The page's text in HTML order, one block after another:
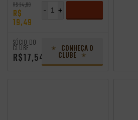
R$ 24,99
R$
19,49
+
-
SÓCIO DO
CLUBE
R$17,54
CONHEÇA O
CLUBE